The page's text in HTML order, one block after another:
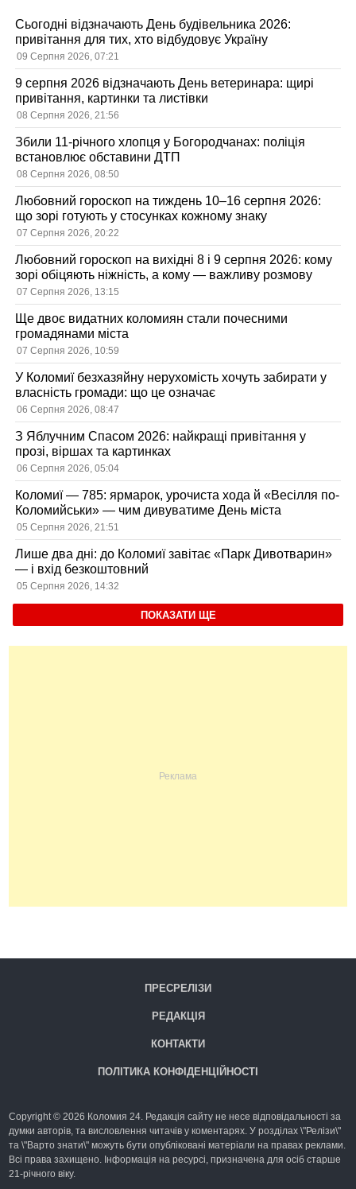
Сьогодні відзначають День будівельника 2026:
привітання для тих, хто відбудовує Україну
09 Серпня 2026, 07:21
9 серпня 2026 відзначають День ветеринара: щирі
привітання, картинки та листівки
08 Серпня 2026, 21:56
Збили 11-річного хлопця у Богородчанах: поліція
встановлює обставини ДТП
08 Серпня 2026, 08:50
Любовний гороскоп на тиждень 10–16 серпня 2026:
що зорі готують у стосунках кожному знаку
07 Серпня 2026, 20:22
Любовний гороскоп на вихідні 8 і 9 серпня 2026: кому
зорі обіцяють ніжність, а кому — важливу розмову
07 Серпня 2026, 13:15
Ще двоє видатних коломиян стали почесними
громадянами міста
07 Серпня 2026, 10:59
У Коломиї безхазяйну нерухомість хочуть забирати у
власність громади: що це означає
06 Серпня 2026, 08:47
З Яблучним Спасом 2026: найкращі привітання у
прозі, віршах та картинках
06 Серпня 2026, 05:04
Коломиї — 785: ярмарок, урочиста хода й «Весілля по-
Коломийськи» — чим дивуватиме День міста
05 Серпня 2026, 21:51
Лише два дні: до Коломиї завітає «Парк Дивотварин»
— і вхід безкоштовний
05 Серпня 2026, 14:32
ПОКАЗАТИ ЩЕ
ПРЕСРЕЛІЗИ
РЕДАКЦІЯ
КОНТАКТИ
ПОЛІТИКА КОНФІДЕНЦІЙНОСТІ
Copyright © 2026 Коломия 24. Редакція сайту не несе відповідальності за
думки авторів, та висловлення читачів у коментарях. У розділах \"Релізи\"
та \"Варто знати\" можуть бути опубліковані матеріали на правах реклами.
Всі права захищено. Інформація на ресурсі, призначена для осіб старше
21-річного віку.